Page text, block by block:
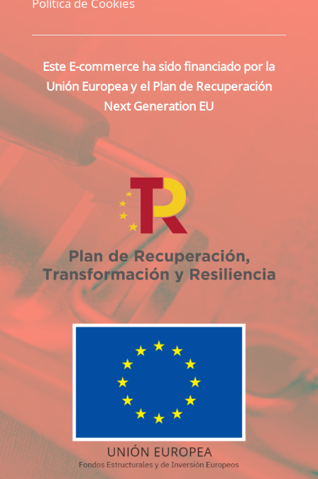
Este E-commerce ha sido financiado por la
Unión Europea y el Plan de Recuperación
Next Generation EU